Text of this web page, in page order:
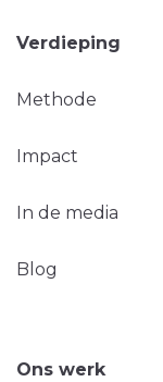
Verdieping
Methode
Impact
In de media
Blog
Ons werk